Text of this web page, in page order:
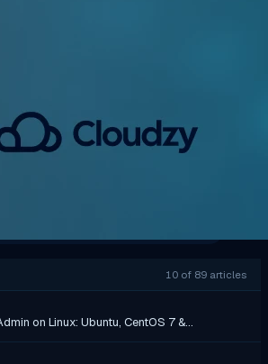
10 of 89 articles
on Linux: Ubuntu, CentOS 7 &…